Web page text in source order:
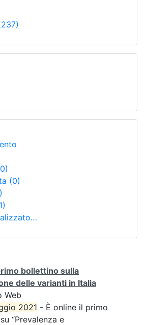
(0)
bollettino sulla
delle varianti in Italia
Web
2021 - È online il primo
“Prevalenza e